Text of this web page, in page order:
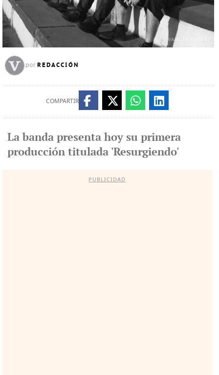
por REDACCIÓN
COMPARTIR
La banda presenta hoy su primera
producción titulada 'Resurgiendo'
PUBLICIDAD